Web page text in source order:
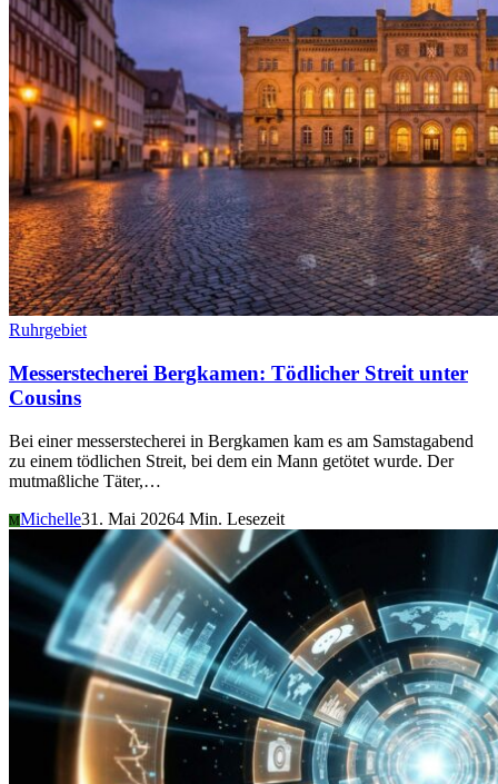
Ruhrgebiet
Messerstecherei Bergkamen: Tödlicher Streit unter
Cousins
Bei einer messerstecherei in Bergkamen kam es am Samstagabend
zu einem tödlichen Streit, bei dem ein Mann getötet wurde. Der
mutmaßliche Täter,…
MMichelle31. Mai 20264 Min. Lesezeit